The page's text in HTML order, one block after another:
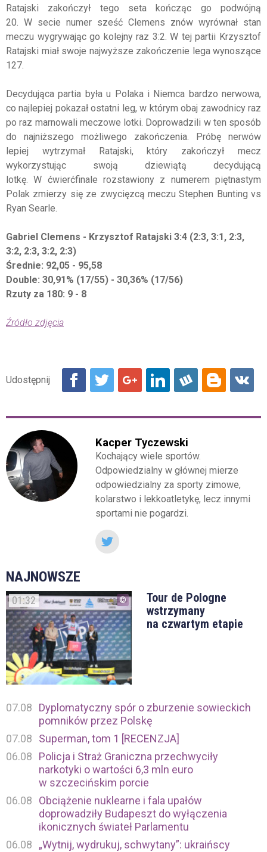
Ratajski zakończył tego seta kończąc go podwójną
20. W secie numer sześć Clemens znów wyrównał stan
meczu wygrywając go kolejny raz 3:2. W tej partii Krzysztof
Ratajski miał swoje najwyższe zakończenie lega wynoszące
127.
Decydująca partia była u Polaka i Niemca bardzo nerwowa,
co najlepiej pokazał ostatni leg, w którym obaj zawodnicy raz
po raz marnowali meczowe lotki. Doprowadzili w ten sposób
do najniższego możliwego zakończenia. Próbę nerwów
lepiej wytrzymał Ratajski, który zakończył mecz
wykorzystując swoją dziewiątą decydującą
lotkę. W ćwierćfinale rozstawiony z numerem piętnastym
Polak zmierzy się ze zwycięzcą meczu Stephen Bunting vs
Ryan Searle.
Gabriel Clemens - Krzysztof Ratajski 3:4 (2:3, 3:1, 2:3,
3:2, 2:3, 3:2, 2:3)
Średnie: 92,05 - 95,58
Double: 30,91% (17/55) - 30,36% (17/56)
Rzuty za 180: 9 - 8
Źródło zdjęcia
Kacper Tyczewski
Kochający wiele sportów.
Odpowiedzialny w głównej mierze
odpowiedzialny za sporty zimowe,
kolarstwo i lekkoatletykę, lecz innymi
sportami nie pogardzi.
NAJNOWSZE
01:32
Tour de Pologne
wstrzymany
na czwartym etapie
07.08
Dyplomatyczny spór o zburzenie sowieckich
pomników przez Polskę
07.08
Superman, tom 1 [RECENZJA]
06.08
Policja i Straż Graniczna przechwyciły
narkotyki o wartości 6,3 mln euro
w szczecińskim porcie
06.08
Obciążenie nuklearne i fala upałów
doprowadziły Budapeszt do wyłączenia
ikonicznych świateł Parlamentu
06.08
„Wytnij, wydrukuj, schwytany”: ukraińscy